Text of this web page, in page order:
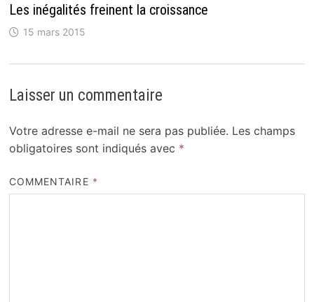
Les inégalités freinent la croissance
15 mars 2015
Laisser un commentaire
Votre adresse e-mail ne sera pas publiée. Les champs
obligatoires sont indiqués avec *
COMMENTAIRE *